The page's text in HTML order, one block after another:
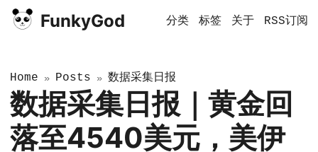
FunkyGod 分类 标签 关于 RSS订阅
Home » Posts » 数据采集日报
数据采集日报｜黄金回
落至4540美元，美伊